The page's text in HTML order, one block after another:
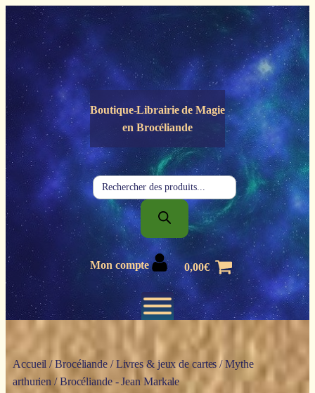
Panneau de gestion des cookies
Boutique-Librairie deMagie
en Brocéliande
Recherche
de
produits
Mon compte 0,00€
Accueil /Brocéliande/Livres & jeux de cartes /Mythe
arthurien / Brocéliande - Jean Markale